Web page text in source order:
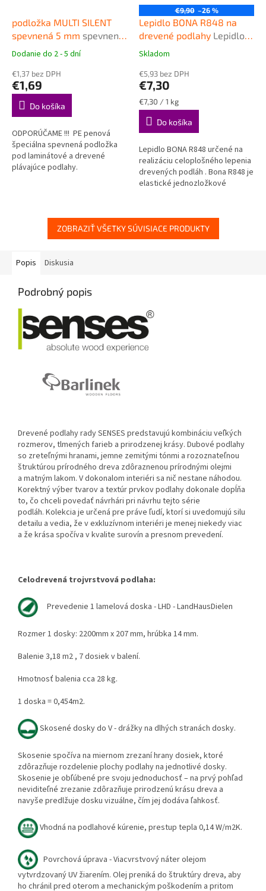
podložka MULTI SILENT
spevnená 5 mm spevnená
podložka pod plávajúce
Priemerné
produktu
je
4,9
hviezdičiek.
Dodanie do 2 - 5 dní
€1,37 bez DPH
€1,69
Do košíka
ODPORÚČAME !!! PE penová
špeciálna spevnená podložka
pod laminátové a drevené
plávajúce podlahy.
€9,90 –26 %
Lepidlo BONA R848 na
drevené podlahy Lepidlo
na celoplošné lepenie
Priemerné
produktu
je
5,0
z
hviezdičiek.
Skladom
€5,93 bez DPH
€7,30
Jednotková
cena:
€7,30 / 1 kg
Do košíka
Lepidlo BONA R848 určené na
realizáciu celoplošného lepenia
drevených podláh . Bona R848 je
elastické jednozložkové
ZOBRAZIŤ VŠETKY SÚVISIACE PRODUKTY
Popis Diskusia
Podrobný popis
Drevené podlahy rady SENSES predstavujú kombináciu veľkých
rozmerov, tlmených farieb a prirodzenej krásy. Dubové podlahy
so zreteľnými hranami, jemne zemitými tónmi a rozoznateľnou
štruktúrou prírodného dreva zdôraznenou prírodnými olejmi
a matným lakom. V dokonalom interiéri sa nič nestane náhodou.
Korektný výber tvarov a textúr prvkov podlahy dokonale dopĺňa
to, čo chceli povedať návrhári pri návrhu tejto série
podláh. Kolekcia je určená pre práve ľudí, ktorí si uvedomujú silu
detailu a vedia, že v exkluzívnom interiéri je menej niekedy viac
a že krása spočíva v kvalite surovín a presnom prevedení.
Celodrevená trojvrstvová podlaha:
Prevedenie 1 lamelová doska - LHD - LandHausDielen
Rozmer 1 dosky: 2200mm x 207 mm, hrúbka 14 mm.
Balenie 3,18 m2 , 7 dosiek v balení.
Hmotnosť balenia cca 28 kg.
1 doska = 0,454m2.
Skosené dosky do V - drážky na dlhých stranách dosky.
Skosenie spočíva na miernom zrezaní hrany dosiek, ktoré
zdôrazňuje rozdelenie plochy podlahy na jednotlivé dosky.
Skosenie je obľúbené pre svoju jednoduchosť – na prvý pohľad
neviditeľné zrezanie zdôrazňuje prirodzenú krásu dreva a
navyše predlžuje dosku vizuálne, čím jej dodáva ľahkosť.
Vhodná na podlahové kúrenie, prestup tepla 0,14 W/m2K.
Povrchová úprava - Viacvrstvový náter olejom
vytvrdzovaný UV žiarením. Olej preniká do štruktúry dreva, aby
ho chránil pred oterom a mechanickým poškodením a pritom